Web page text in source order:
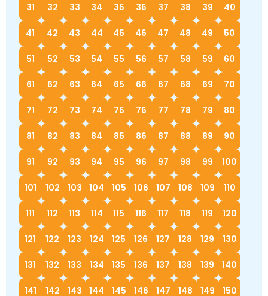
31 32 33 34 35 36 37 38 39 40
41 42 43 44 45 46 47 48 49 50
51 52 53 54 55 56 57 58 59 60
61 62 63 64 65 66 67 68 69 70
71 72 73 74 75 76 77 78 79 80
81 82 83 84 85 86 87 88 89 90
91 92 93 94 95 96 97 98 99 100
101 102 103 104 105 106 107 108 109 110
111 112 113 114 115 116 117 118 119 120
121 122 123 124 125 126 127 128 129 130
131 132 133 134 135 136 137 138 139 140
141 142 143 144 145 146 147 148 149 150